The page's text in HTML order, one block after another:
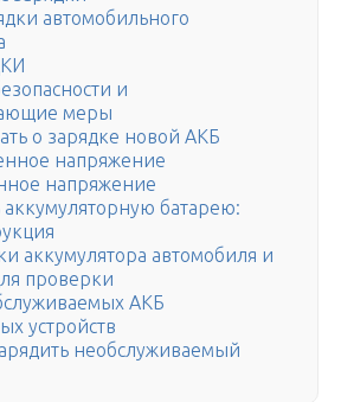
автомобильного
и
меры
о зарядке новой АКБ
напряжение
напряжение
аккумуляторную батарею:
аккумулятора автомобиля и
проверки
АКБ
устройств
необслуживаемый